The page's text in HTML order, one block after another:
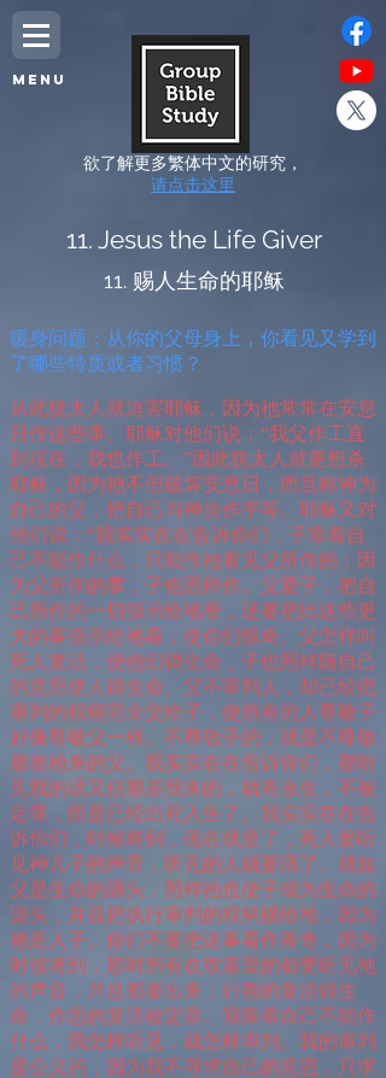
MENU
11. Jesus the Life Giver
11. 赐人生命的耶稣
暖身问题：从你的父母身上，你看见又学到
了哪些特质或者习惯？
从此犹太人就迫害耶稣，因为祂常常在安息
日作这些事。耶稣对他们说：“我父作工直
到现在，我也作工。”因此犹太人就更想杀
耶稣，因为祂不但破坏安息日，而且称神为
自己的父，把自己与神当作平等。耶稣又对
他们说：“我实实在在告诉你们，子靠着自
己不能作什么，只能作祂看见父所作的；因
为父所作的事，子也照样作。父爱子，把自
己所作的一切指示给祂看，还要把比这些更
大的事指示给祂看，使你们惊奇。父怎样叫
死人复活，使他们得生命，子也照样随自己
的意思使人得生命。父不审判人，却已经把
审判的权柄完全交给子，使所有的人尊敬子
好像尊敬父一样。不尊敬子的，就是不尊敬
那差祂来的父。我实实在在告诉你们，那听
见我的话又信那差我来的，就有永生，不被
定罪，而是已经出死入生了。我实实在在告
诉你们，时候将到，现在就是了，死人要听
见神儿子的声音，听见的人就要活了。就如
父是生命的源头，照样祂也使子成为生命的
源头，并且把执行审判的权柄赐给祂，因为
祂是人子。你们不要把这事看作希奇，因为
时候将到，那时所有在坟墓里的都要听见祂
的声音，并且都要出来；行善的复活得生
命，作恶的复活被定罪。我靠着自己不能作
什么，我怎样听见，就怎样审判。我的审判
是公义的，因为我不寻求自己的意思，只求
欲了解更多繁体中文的研究，
请点击这里